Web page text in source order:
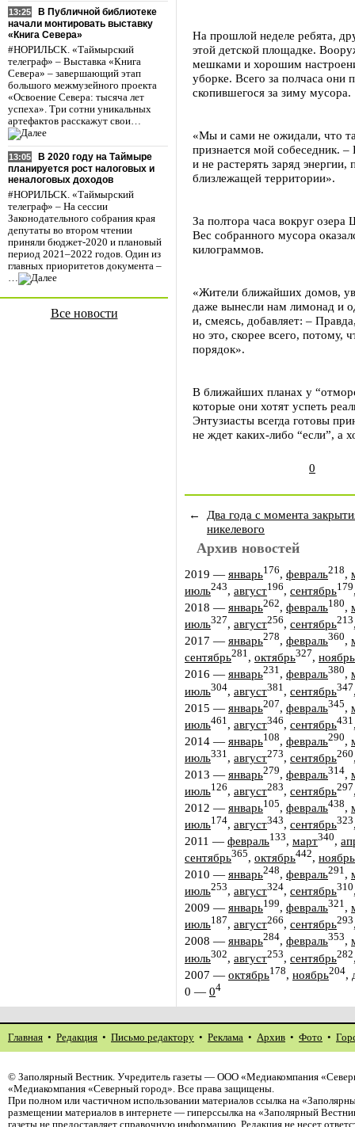
13:25
В Публичной библиотеке
начали монтировать выставку
«Книга Севера»
#НОРИЛЬСК. «Таймырский
телеграф» – Выставка «Книга
Севера» – завершающий этап
большого межмузейного проекта
«Освоение Севера: тысяча лет
успеха». Три сотни уникальных
артефактов расскажут свои…
13:05
В 2020 году на Таймыре
планируется рост налоговых и
неналоговых доходов
#НОРИЛЬСК. «Таймырский
телеграф» – На сессии
Законодательного собрания края
депутаты во втором чтении
приняли бюджет-2020 и плановый
период 2021–2022 годов. Один из
главных приоритетов документа –
…
Все новости
На прошлой неделе ребята,
этой детской площадке.
мешками и хорошим
уборке. Всего за полчаса они
скопившегося за зиму мусора.
«Мы и сами не ожидали, что
признается мой собеседник.
и не растерять заряд
близлежащей территории».
За полтора часа вокруг
Вес собранного мусора
килограммов.
«Жители ближайших домов,
даже вынесли нам лимонад и
и, смеясь, добавляет: –
но это, скорее всего, потому,
порядок».
В ближайших планах у
которые они хотят успеть
Энтузиасты всегда готовы
не ждет каких-либо “если”, а
0
←
Два года с момента
никелевого
Архив новостей
2019 — январь176, февраль218,
июль243, август196, сентябрь179
2018 — январь262, февраль180,
июль327, август256, сентябрь213
2017 — январь278, февраль360,
сентябрь281, октябрь327, ноябрь
2016 — январь231, февраль380,
июль304, август381 , сентябрь347
2015 — январь207, февраль345,
июль461 , август346, сентябрь431
2014 — январь108, февраль290,
июль331 , август273, сентябрь260
2013 — январь279, февраль314,
июль126, август283, сентябрь297
2012 — январь105, февраль438,
июль174, август343, сентябрь323
2011 — февраль133, март340,
сентябрь365, октябрь442, ноябрь
2010 — январь248, февраль291,
июль253, август324, сентябрь310
2009 — январь199, февраль321,
июль187, август266, сентябрь293
2008 — январь284, февраль353,
июль302, август253, сентябрь282
2007 — октябрь178, ноябрь204,
0 — 04
Главная • Редакция • Письмо редактору • Реклама • Архив • Фото •
© Заполярный Вестник. Учредитель газеты — ООО «Медиакомпания
«Медиакомпания «Северный город». Все права защищены.
При полном или частичном использовании материалов ссылка на
размещении материалов в интернете — гиперссылка на «Заполярный
газеты не предоставляет справочную информацию. Редакция не несет